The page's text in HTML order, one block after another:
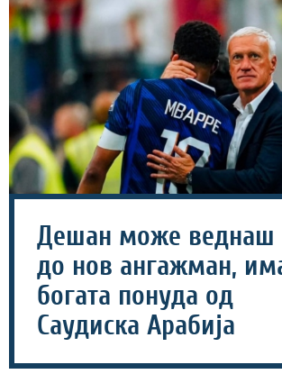
Дешан може веднаш
до нов ангажман,
богата понуда од
Саудиска Арабија